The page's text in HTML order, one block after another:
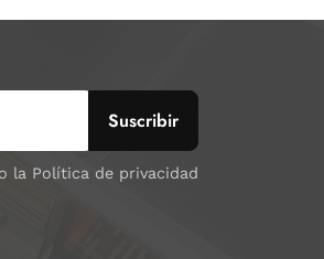
la Política de privacidad